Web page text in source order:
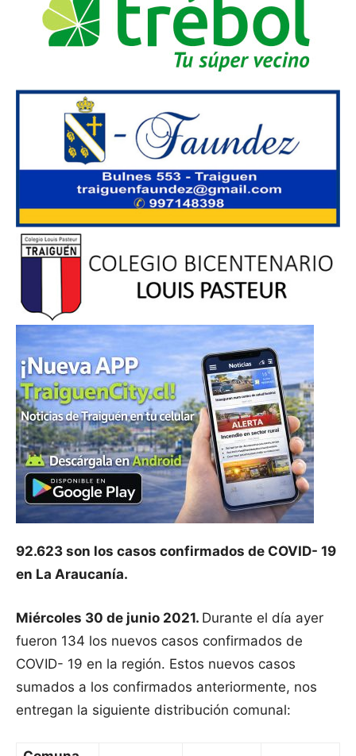
92.623 son los casos confirmados de COVID- 19
en La Araucanía.
Miércoles 30 de junio 2021. Durante el día ayer
fueron 134 los nuevos casos confirmados de
COVID- 19 en la región. Estos nuevos casos
sumados a los confirmados anteriormente, nos
entregan la siguiente distribución comunal: